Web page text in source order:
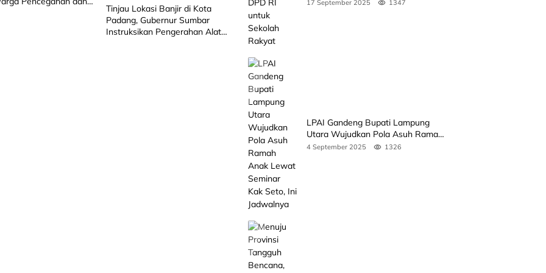
Tinjau Lokasi Banjir di Kota
Padang, Gubernur Sumbar
Instruksikan Pengerahan Alat
17 September 2025 1347
LPAI Gandeng Bupati Lampung
Utara Wujudkan Pola Asuh Ramah
Anak Lewat Seminar Kak Seto, Ini
4 September 2025 1326